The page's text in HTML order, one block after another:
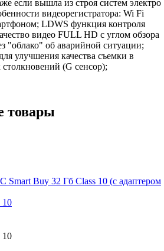
если вышла из строя систем электро
видеорегистратора: Wi Fi
LDWS функция контроля
видео FULL HD с углом обзора
"облако" об аварийной ситуации;
улучшения качества съемки в
(G сенсор);
товары
Smart Buy 32 Гб Class 10 (с адаптером
10
10